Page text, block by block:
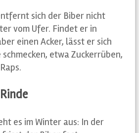
sich der Biber nicht
vom Ufer. Findet er in
einen Acker, lässt er sich
etwa Zuckerrüben,
es im Winter aus: In der